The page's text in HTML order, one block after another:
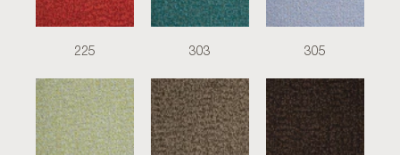
225 303 305